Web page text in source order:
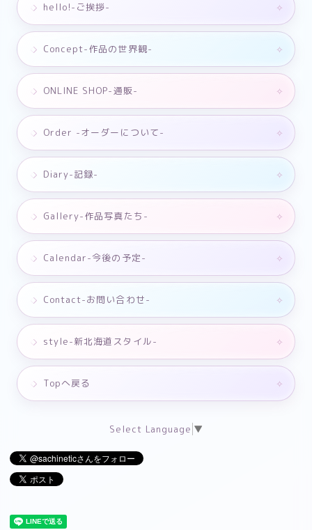
hello!-ご挨拶-
Concept-作品の世界観-
ONLINE SHOP-通販-
Order -オーダーについて-
Diary-記録-
Gallery-作品写真たち-
Calendar-今後の予定-
Contact-お問い合わせ-
style-新北海道スタイル-
Topへ戻る
Select Language ▼